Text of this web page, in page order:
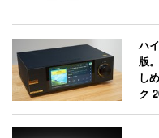
ハ
版
し
ク